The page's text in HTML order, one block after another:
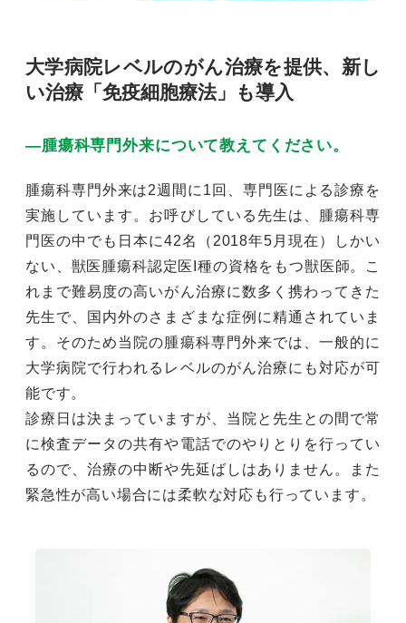
大学病院レベルのがん治療を提供、新し
い治療「免疫細胞療法」も導入
―腫瘍科専門外来について教えてください。
腫瘍科専門外来は2週間に1回、専門医による診療を
実施しています。お呼びしている先生は、腫瘍科専
門医の中でも日本に42名（2018年5月現在）しかい
ない、獣医腫瘍科認定医I種の資格をもつ獣医師。こ
れまで難易度の高いがん治療に数多く携わってきた
先生で、国内外のさまざまな症例に精通されていま
す。そのため当院の腫瘍科専門外来では、一般的に
大学病院で行われるレベルのがん治療にも対応が可
能です。
診療日は決まっていますが、当院と先生との間で常
に検査データの共有や電話でのやりとりを行ってい
るので、治療の中断や先延ばしはありません。また
緊急性が高い場合には柔軟な対応も行っています。